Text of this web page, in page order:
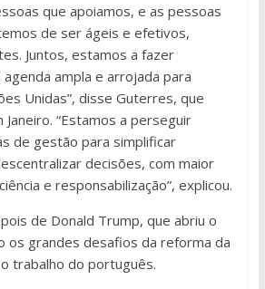
que apoiamos, e as pessoas
de ser ágeis e efetivos,
Juntos, estamos a fazer
ampla e arrojada para
Unidas”, disse Guterres, que
Janeiro. “Estamos a perseguir
de gestão para simplificar
decisões, com maior
e responsabilização”, explicou.
de Donald Trump, que abriu o
os grandes desafios da reforma da
trabalho do português.